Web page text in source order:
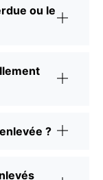
ou le
?